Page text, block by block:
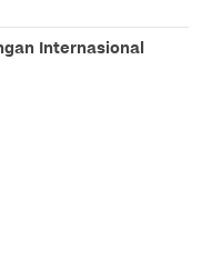
Internasional